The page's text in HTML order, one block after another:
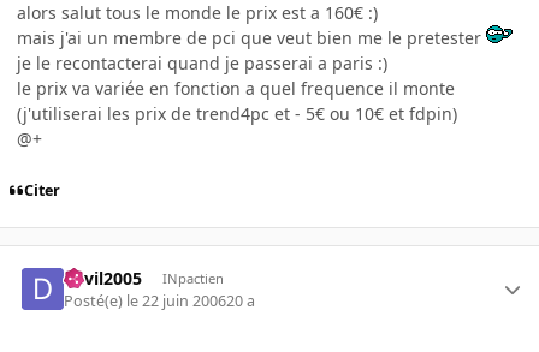
alors salut tous le monde le prix est a 160€ :)
mais j'ai un membre de pci que veut bien me le pretester
je le recontacterai quand je passerai a paris :)
le prix va variée en fonction a quel frequence il monte
(j'utiliserai les prix de trend4pc et - 5€ ou 10€ et fdpin)
@+
Citer
devil2005 INpactien
Posté(e) le 22 juin 200620 a